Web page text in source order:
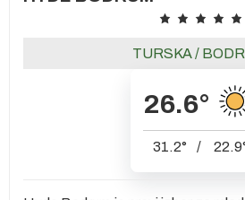
TURSKA/
26.6°
31.2° / 22.9